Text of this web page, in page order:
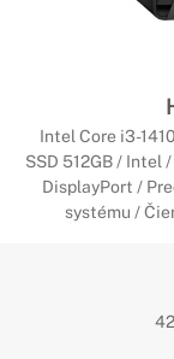
Intel Core i3-
SSD 512GB / Intel
DisplayPort /
systému /